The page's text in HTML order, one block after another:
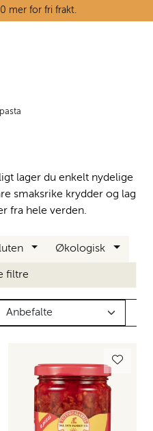
mer for fri frakt.
lager du enkelt nydelige
smaksrike krydder og lag
fra hele verden.
Økologisk
filtre